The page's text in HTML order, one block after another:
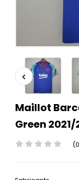
Maillot
Green 2021/